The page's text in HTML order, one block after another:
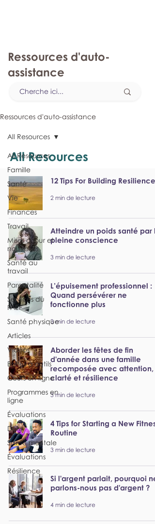
Ressources d'auto-
assistance
Ressources d'auto-assistance
All Resources
Famille
Santé
Vie
Finances
Travail
Mises à jour et
nouvelles
Santé au
travail
Parentalité
Services du
PAEF
Santé physique
Articles
Vidéos
Boîtes à outils
Cours en ligne
Programmes en
ligne
Évaluations
Défis
Santé mentale
Évaluations
Résilience
All Resources
All Resources
12 Tips For Building Resilience
2 min de lecture
Atteindre un poids santé par
pleine conscience
3 min de lecture
L’épuisement professionnel :
Quand persévérer ne
fonctionne plus
3 min de lecture
Aborder les fêtes de fin
d'année dans une famille
recomposée avec attention,
clarté et résilience
3 min de lecture
4 Tips for Starting a New Fitness
Routine
3 min de lecture
Si l'argent parlait, pourquoi ne
parlons-nous pas d'argent ?
4 min de lecture